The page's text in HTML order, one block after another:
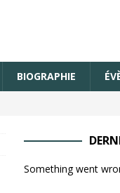
BIOGRAPHIE
Something went